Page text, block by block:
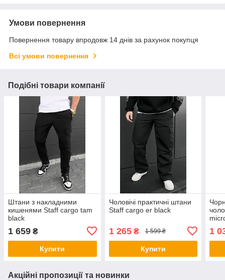
Умови повернення
Повернення товару впродовж 14 днів за рахунок покупця
Всі умови повернення
Подібні товари компанії
Штани з накладними
кишенями Staff cargo tam
black
1 659 ₴
Купити
Чоловічі практичні штани
Staff cargo er black
1 265₴ 1 599 ₴
Купити
1
Акційні пропозиції та новинки